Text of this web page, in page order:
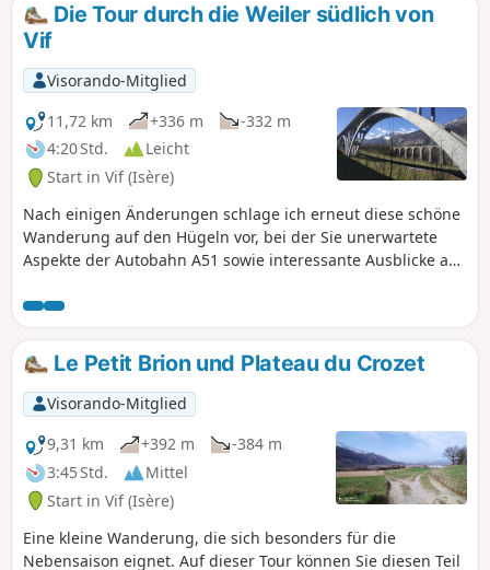
Die Tour durch die Weiler südlich von
Vif
Visorando-Mitglied
11,72 km
+336 m
-332 m
4:20 Std.
Leicht
Start in Vif (Isère)
Nach einigen Änderungen schlage ich erneut diese schöne
Wanderung auf den Hügeln vor, bei der Sie unerwartete
Aspekte der Autobahn A51 sowie interessante Ausblicke auf
lernen Sie kleine Weiler im Süden des Ballungsraums
Grenoble kennen.
Le Petit Brion und Plateau du Crozet
Visorando-Mitglied
9,31 km
+392 m
-384 m
3:45 Std.
Mittel
Start in Vif (Isère)
Eine kleine Wanderung, die sich besonders für die
Nebensaison eignet. Auf dieser Tour können Sie diesen Teil